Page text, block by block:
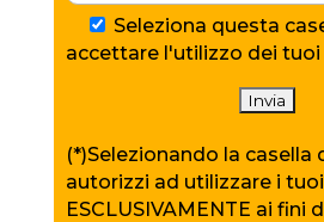
Seleziona questa
accettare l'utilizzo dei tuoi
(*)Selezionando la casella
autorizzi ad utilizzare i
ESCLUSIVAMENTE ai fini